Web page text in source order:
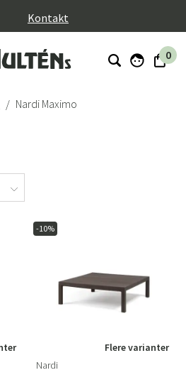
Kontakt
0
Nardi Maximo
-10%
Flere varianter
Nardi